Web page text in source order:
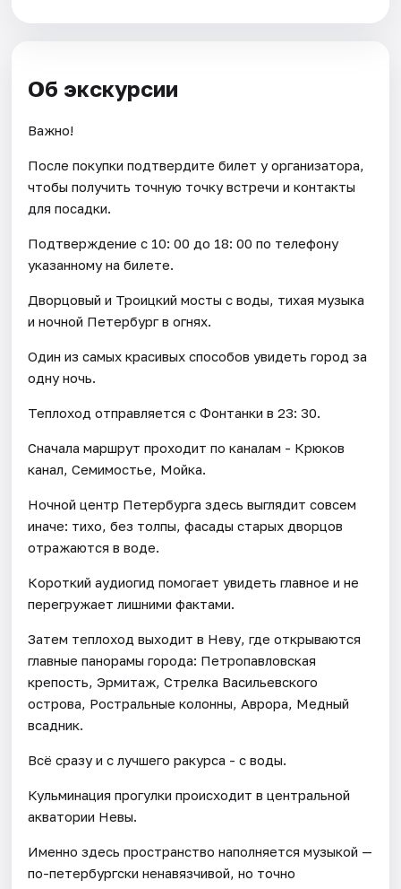
Об экскурсии
Важно!
После покупки подтвердите билет у организатора,
чтобы получить точную точку встречи и контакты
для посадки.
Подтверждение с 10: 00 до 18: 00 по телефону
указанному на билете.
Дворцовый и Троицкий мосты с воды, тихая музыка
и ночной Петербург в огнях.
Один из самых красивых способов увидеть город за
одну ночь.
Теплоход отправляется с Фонтанки в 23: 30.
Сначала маршрут проходит по каналам - Крюков
канал, Семимостье, Мойка.
Ночной центр Петербурга здесь выглядит совсем
иначе: тихо, без толпы, фасады старых дворцов
отражаются в воде.
Короткий аудиогид помогает увидеть главное и не
перегружает лишними фактами.
Затем теплоход выходит в Неву, где открываются
главные панорамы города: Петропавловская
крепость, Эрмитаж, Стрелка Васильевского
острова, Ростральные колонны, Аврора, Медный
всадник.
Всё сразу и с лучшего ракурса - с воды.
Кульминация прогулки происходит в центральной
акватории Невы.
Именно здесь пространство наполняется музыкой —
по-петербургски ненавязчивой, но точно